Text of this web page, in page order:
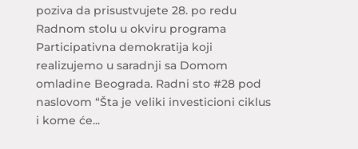
poziva da prisustvujete 28. po redu
Radnom stolu u okviru programa
Participativna demokratija koji
realizujemo u saradnji sa Domom
omladine Beograda. Radni sto #28 pod
naslovom “Šta je veliki investicioni ciklus
i kome će...